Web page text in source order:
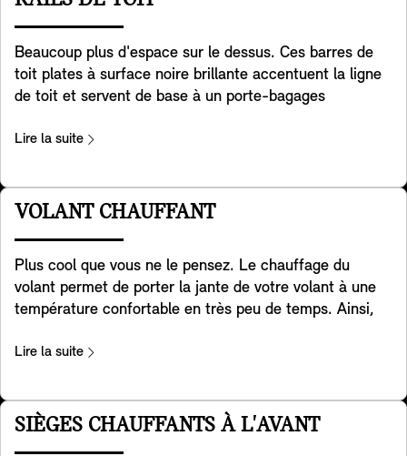
envoyant simplement un message.
La fonction mémoire de la clé vous permet
d'enregistrer vos réglages préférés du miroir. Par temps
froid, vos rétroviseurs se réchauffent automatiquement
glace. Et vous êtes accueilli à chaque fois par une
côté conducteur et côté passager.
Beaucoup plus d'espace sur le dessus. Ces barres de
toit plates à surface noire brillante accentuent la ligne
de toit et servent de base à un porte-bagages
vélos, des coffres, des skis, des bagages
Lire la suite
VOLANT CHAUFFANT
Plus cool que vous ne le pensez. Le chauffage du
volant permet de porter la jante de votre volant à une
température confortable en très peu de temps. Ainsi,
pendant que vous conduisez, ce qui rendra vos trajets
respect de l'environnement est également une
caractéristique intéressante. C'est beaucoup plus
Lire la suite
SIÈGES CHAUFFANTS À L'AVANT